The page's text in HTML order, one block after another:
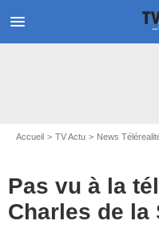
menu
Accueil TV Actu News
Pas vu à la
Charles de la